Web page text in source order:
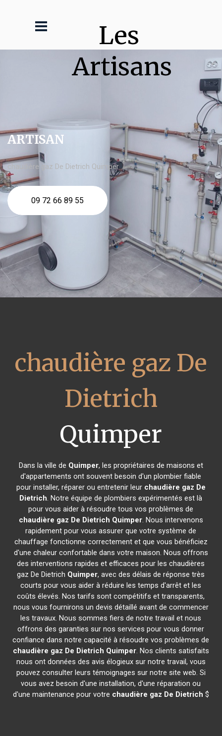
Les
Artisans
ARTISAN
chaudière gaz De Dietrich Quimper
09 72 66 89 55
chaudière gaz De
Dietrich
Quimper
Dans la ville de Quimper, les propriétaires de maisons et
d'appartements ont souvent besoin d'un plombier fiable
pour installer, réparer ou entretenir leur chaudière gaz De
Dietrich. Notre équipe de plombiers expérimentés est là
pour vous aider à résoudre tous vos problèmes de
chaudière gaz De Dietrich Quimper. Nous intervenons
rapidement pour vous assurer que votre système de
chauffage fonctionne correctement et que vous bénéficiez
d'une chaleur confortable dans votre maison. Nous offrons
des interventions rapides et efficaces pour les chaudières
gaz De Dietrich Quimper, avec des délais de réponse très
courts pour vous aider à réduire les temps d'arrêt et les
coûts élevés. Nos tarifs sont compétitifs et transparents,
nous vous fournirons un devis détaillé avant de commencer
les travaux. Nous sommes fiers de notre travail et nous
offrons des garanties sur nos services pour vous donner
confiance dans notre capacité à résoudre vos problèmes de
chaudière gaz De Dietrich Quimper. Nos clients satisfaits
nous ont données des avis élogieux sur notre travail, vous
pouvez consulter leurs témoignages sur notre site web. Si
vous avez besoin d'une installation, d'une réparation ou
d'une maintenance pour votre chaudière gaz De Dietrich $